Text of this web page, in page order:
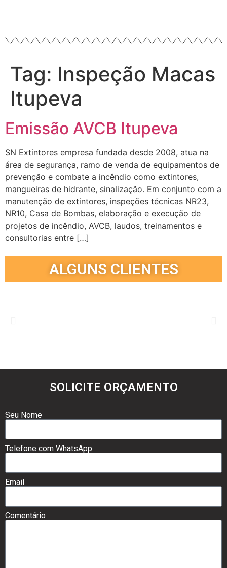
Tag: Inspeção Macas
Itupeva
Emissão AVCB Itupeva
SN Extintores empresa fundada desde 2008, atua na
área de segurança, ramo de venda de equipamentos de
prevenção e combate a incêndio como extintores,
mangueiras de hidrante, sinalização. Em conjunto com a
manutenção de extintores, inspeções técnicas NR23,
NR10, Casa de Bombas, elaboração e execução de
projetos de incêndio, AVCB, laudos, treinamentos e
consultorias entre […]
ALGUNS CLIENTES
SOLICITE ORÇAMENTO
Seu Nome
Telefone com WhatsApp
Email
Comentário